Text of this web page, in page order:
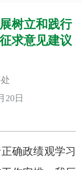
树立和践行
求意见建议
20日
确政绩观学习